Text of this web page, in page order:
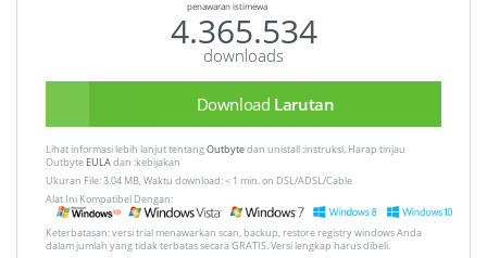
penawaran istimewa
4.365.534
downloads
Download Larutan
Lihat informasi lebih lanjut tentangOutbytedan unistall :instruksi. Harap tinjau
Outbyte EULAdan :kebijakan
Ukuran File: 3.04 MB, Waktu download: < 1 min. on DSL/ADSL/Cable
Alat Ini Kompatibel Dengan:
Keterbatasan: versi trial menawarkan scan, backup, restore registry windows Anda
dalam jumlah yang tidak terbatas secara GRATIS. Versi lengkap harus dibeli.